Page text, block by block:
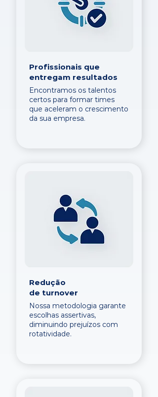
Profissionais que
entregam resultados
Encontramos os talentos
certos para formar times
que aceleram o crescimento
da sua empresa.
Redução
de turnover
Nossa metodologia garante
escolhas assertivas,
diminuindo prejuízos com
rotatividade.